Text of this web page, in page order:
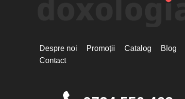
Despre noi Promoții Catalog
Blog
Contact